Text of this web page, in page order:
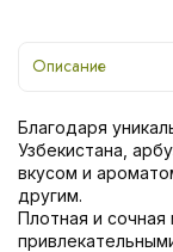
Описание
Благодаря
Узбекистана,
вкусом и
другим.
Плотная и